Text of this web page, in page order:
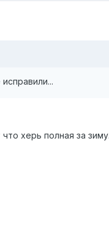
херь полная за